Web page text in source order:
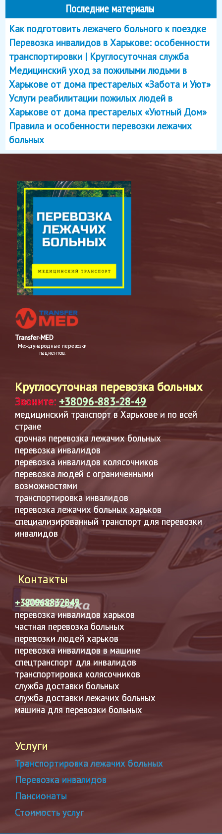
Последние материалы
Как подготовить лежачего больного к поездке
Перевозка инвалидов в Харькове: особенности
транспортировки | Круглосуточная служба
Медицинский уход за пожилыми людьми в
Харькове от дома престарелых «Забота и Уют»
Услуги реабилитации пожилых людей в
Харькове от дома престарелых «Уютный Дом»
Правила и особенности перевозки лежачих
больных
Transfer-MED
Международные перевозки
пациентов.
Круглосуточная перевозка больных
Звоните: +38096-883-28-49
медицинский транспорт в Харькове и по всей
стране
срочная перевозка лежачих больных
перевозка инвалидов
перевозка инвалидов колясочников
перевозка людей с ограниченными
возможностями
транспортировка инвалидов
перевозка лежачих больных харьков
специализированный транспорт для перевозки
инвалидов
Контакты
+380968832849
перевозка инвалидов харьков
частная перевозка больных
перевозки людей харьков
перевозка инвалидов в машине
спецтранспорт для инвалидов
транспортировка колясочников
служба доставки больных
служба доставки лежачих больных
машина для перевозки больных
Услуги
Транспортировка лежачих больных
Перевозка инвалидов
Пансионаты
Стоимость услуг